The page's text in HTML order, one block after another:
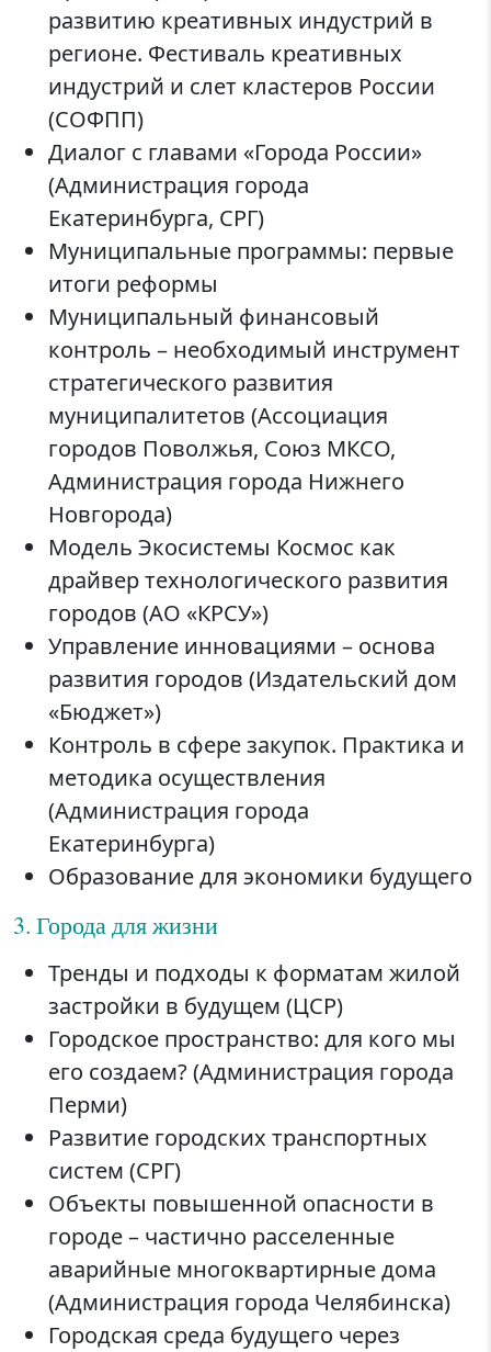
развитию креативных индустрий в
регионе. Фестиваль креативных
индустрий и слет кластеров России
(СОФПП)
Диалог с главами «Города России»
(Администрация города
Екатеринбурга, СРГ)
Муниципальные программы: первые
итоги реформы
Муниципальный финансовый
контроль – необходимый инструмент
стратегического развития
муниципалитетов (Ассоциация
городов Поволжья, Союз МКСО,
Администрация города Нижнего
Новгорода)
Модель Экосистемы Космос как
драйвер технологического развития
городов (АО «КРСУ»)
Управление инновациями – основа
развития городов (Издательский дом
«Бюджет»)
Контроль в сфере закупок. Практика и
методика осуществления
(Администрация города
Екатеринбурга)
Образование для экономики будущего
3. Города для жизни
Тренды и подходы к форматам жилой
застройки в будущем (ЦСР)
Городское пространство: для кого мы
его создаем? (Администрация города
Перми)
Развитие городских транспортных
систем (СРГ)
Объекты повышенной опасности в
городе – частично расселенные
аварийные многоквартирные дома
(Администрация города Челябинска)
Городская среда будущего через